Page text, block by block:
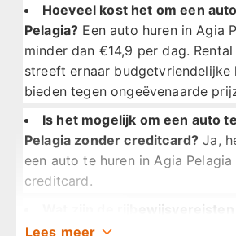
Een huurauto is handig en
wanneer u reist met familie of
spullen gemakkelijk en verken de
bussen of taxi's. Het laat
rond hun favoriete
Hoeveel kost het om een
Pelagia? Een auto huren in Agia
minder dan €14,9 per dag.
streeft ernaar budgetvriendelijke
bieden tegen ongeëvenaarde
Is het mogelijk om een auto
Pelagia zonder creditcard? Ja,
een auto te huren in Agia
creditcard.
Wat zijn de rijbewijsvereisten
huren in Agia Pelagia?
Lees meer